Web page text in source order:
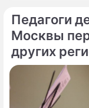
Педагоги
Москвы
других